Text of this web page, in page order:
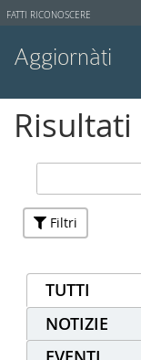
Strumenti
FATTI RICONOSCERE
Aggiornàti
Ricerca avanzata…
Filtri
TUTTI
NOTIZIE